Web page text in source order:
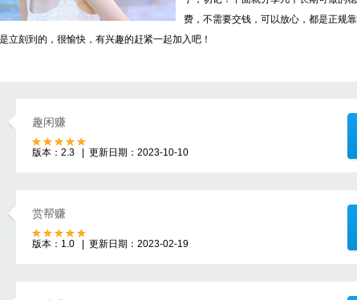
费，不需要交钱，可以放心，都是正规
立刻到的，很愉快，有兴趣的赶紧一起加入吧！
趣闲赚
版本：2.3 | 更新日期：2023-10-10
赏帮赚
版本：1.0 | 更新日期：2023-02-19